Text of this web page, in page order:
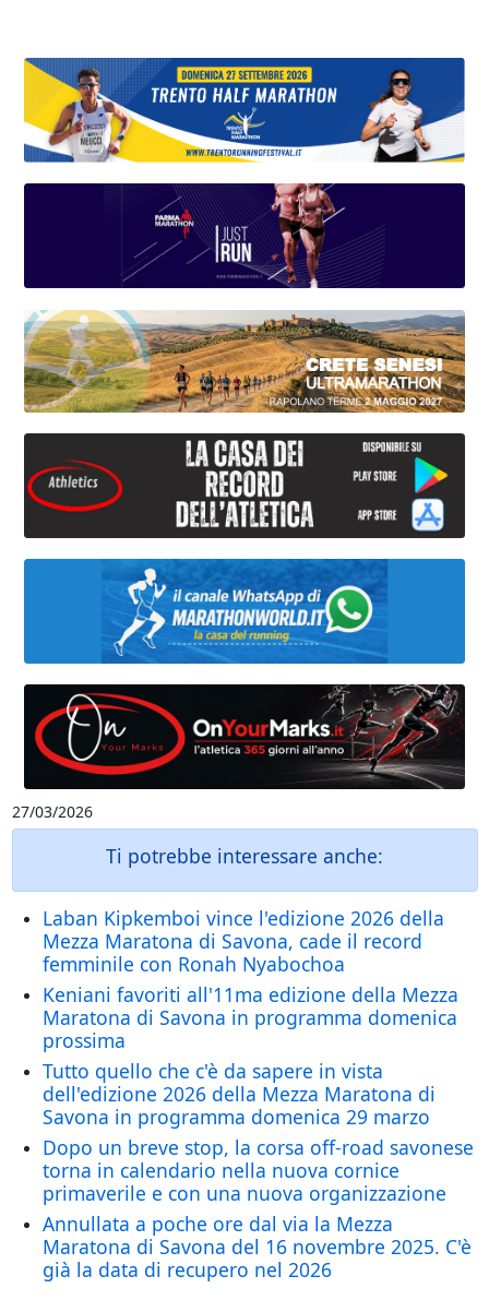
27/03/2026
Ti potrebbe interessare anche:
Laban Kipkemboi vince l'edizione 2026 della
Mezza Maratona di Savona, cade il record
femminile con Ronah Nyabochoa
Keniani favoriti all'11ma edizione della Mezza
Maratona di Savona in programma domenica
prossima
Tutto quello che c'è da sapere in vista
dell'edizione 2026 della Mezza Maratona di
Savona in programma domenica 29 marzo
Dopo un breve stop, la corsa off-road savonese
torna in calendario nella nuova cornice
primaverile e con una nuova organizzazione
Annullata a poche ore dal via la Mezza
Maratona di Savona del 16 novembre 2025. C'è
già la data di recupero nel 2026